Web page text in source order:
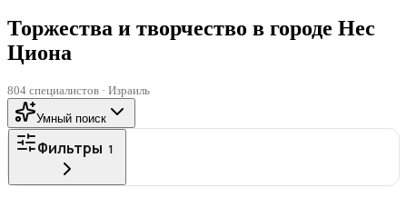
Торжества и творчество в городе Нес
Циона
804 специалистов · Израиль
Умный поиск
Фильтры 1